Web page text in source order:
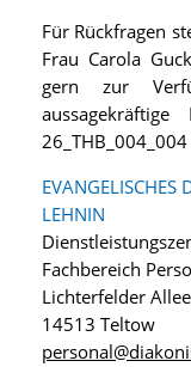
Für Rückfragen
Frau Carola
gern zur
26_THB_004_004
EVANGELISCHES
LEHNIN
Fachbereich
Lichterfelder
14513 Teltow